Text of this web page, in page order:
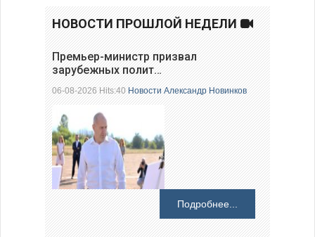
НОВОСТИ ПРОШЛОЙ НЕДЕЛИ
Премьер-министр призвал
зарубежных полит…
06-08-2026 Hits:40Новости Александр Новинков
Подробнее...